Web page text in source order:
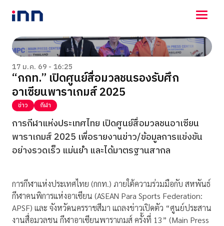
NEWS
ENTERTAINMENT
LIFESTYLE
HOROSCOPE
LOTTERY
VIDEO
ร่วมด้วยช่วยกัน
17 ม.ค. 69 - 16:25
“กกท.” เปิดศูนย์สื่อมวลชนรองรับศึก
อาเซียนพาราเกมส์ 2025
ข่าว กีฬา
การกีฬาแห่งประเทศไทย เปิดศูนย์สื่อมวลชนอาเซียน
พาราเกมส์ 2025 เพื่อรายงานข่าว/ข้อมูลการแข่งขัน
อย่างรวดเร็ว แม่นยำ และได้มาตรฐานสากล
การกีฬาแห่งประเทศไทย (กกท.) ภายใต้ความร่วมมือกับ สหพันธ์
กีฬาคนพิการแห่งอาเซียน (ASEAN Para Sports Federation:
APSF) และ จังหวัดนครราชสีมา แถลงข่าวเปิดตัว “ศูนย์ประสาน
งานสื่อมวลชน กีฬาอาเซียนพาราเกมส์ ครั้งที่ 13” (Main Press